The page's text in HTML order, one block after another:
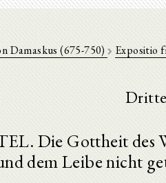
Damaskus (675-750) Expositio
Die Gottheit des
dem Leibe nicht